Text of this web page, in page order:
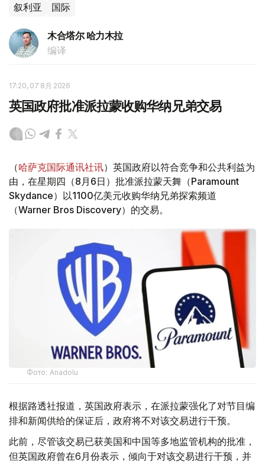
叙利亚 国际
木合塔尔 哈力木拉
编译
17:20, 07 8月 2026
英国政府批准派拉蒙收购华纳兄弟交易
（哈萨克国际通讯社讯）英国政府以符合竞争和公共利益为
由，在星期四（8月6日）批准派拉蒙天舞（Paramount
Skydance）以1100亿美元收购华纳兄弟探索频道
（Warner Bros Discovery）的交易。
Фото: Аnadolu
根据路透社报道，英国政府表示，在派拉蒙强化了对节目编
排和新闻供给的保证后，政府将不对该交易进行干预。
此前，尽管该交易已获美国和中国等多地监管机构的批准，
但英国政府曾在6月份表示，倾向于对该交易进行干预，并